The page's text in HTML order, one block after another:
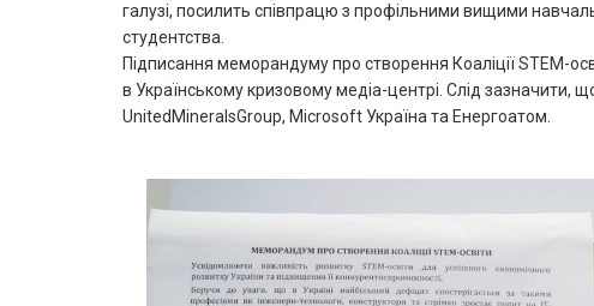
галузі, посилить співпрацю з профільними вищими
студентства.
Підписання меморандуму про створення Коаліції STEM-
в Українському кризовому медіа-центрі. Слід зазначити,
UnitedMineralsGroup, Microsoft Україна та Енергоатом.